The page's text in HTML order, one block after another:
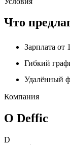
Что
Зарплата от
Гибкий
Удалённый
Компания
О Deffic
D